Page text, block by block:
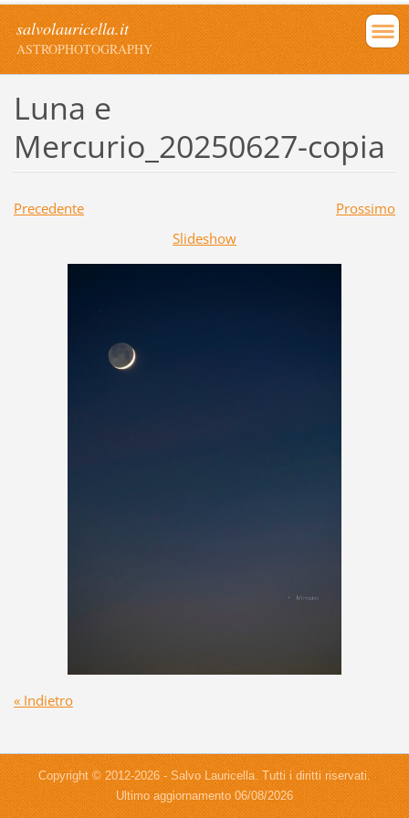
salvolauricella.it
ASTROPHOTOGRAPHY
Luna e
Mercurio_20250627-copia
Precedente
Prossimo
Slideshow
« Indietro
Copyright © 2012-2026 - Salvo Lauricella. Tutti i diritti riservati.
Ultimo aggiornamento 06/08/2026